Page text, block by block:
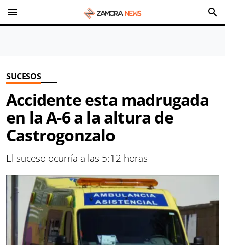
menu search
SUCESOS
Accidente esta madrugada
en la A-6 a la altura de
Castrogonzalo
El suceso ocurría a las 5:12 horas